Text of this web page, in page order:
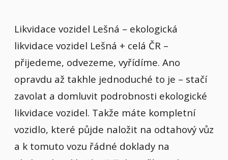
Likvidace vozidel Lešná – ekologická
likvidace vozidel Lešná + celá ČR –
přijedeme, odvezeme, vyřídíme. Ano
opravdu až takhle jednoduché to je – stačí
zavolat a domluvit podrobnosti ekologické
likvidace vozidel. Takže máte kompletní
vozidlo, které půjde naložit na odtahový vůz
a k tomuto vozu řádné doklady na